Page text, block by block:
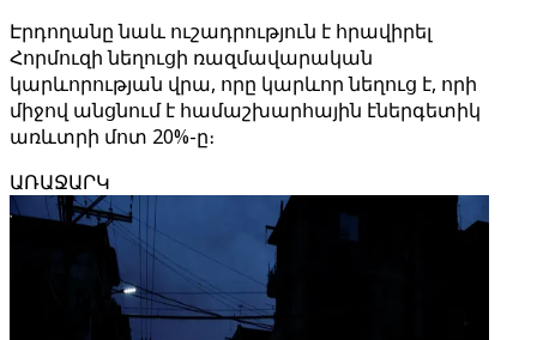
Էրդողանը նաև ուշադրություն է հրավիրել
Հորմուզի նեղուցի ռազմավարական
կարևորության վրա, որը կարևոր նեղուց է, որի
միջով անցնում է համաշխարհային էներգետիկ
առևտրի մոտ 20%-ը։
ԱՌԱՋԱՐԿ